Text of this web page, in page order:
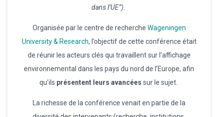
dans l’UE”).
Organisée par le centre de recherche Wageningen
University & Research, l’objectif de cette conférence était
de réunir les acteurs clés qui travaillent sur l’affichage
environnemental dans les pays du nord de l’Europe, afin
qu’ils présentent leurs avancées sur le sujet.
La richesse de la conférence venait en partie de la